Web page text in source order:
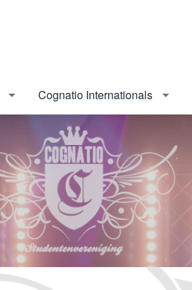
Cognatio Internationals